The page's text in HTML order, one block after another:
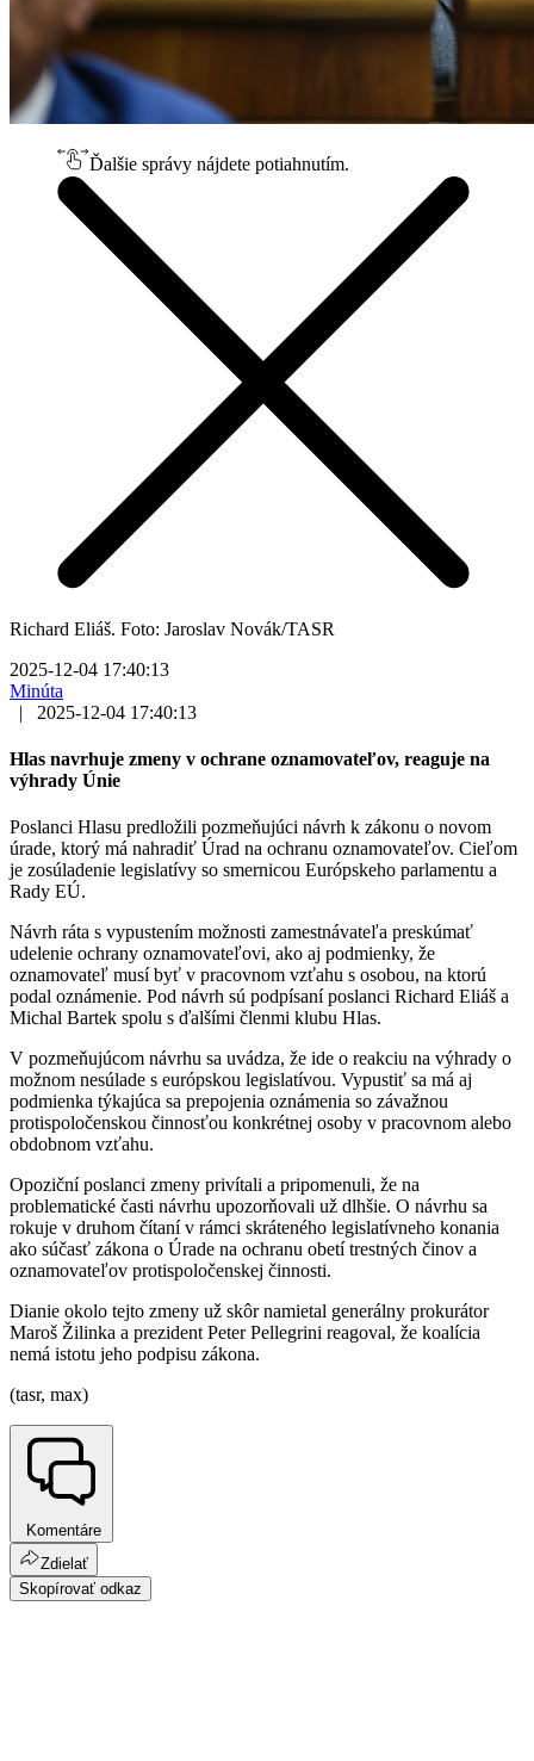
Ďalšie správy nájdete potiahnutím.
Richard Eliáš. Foto: Jaroslav Novák/TASR
2025-12-04 17:40:13
Minúta
|
2025-12-04 17:40:13
Hlas navrhuje zmeny v ochrane oznamovateľov, reaguje na
výhrady Únie
Poslanci Hlasu predložili pozmeňujúci návrh k zákonu o novom
úrade, ktorý má nahradiť Úrad na ochranu oznamovateľov. Cieľom
je zosúladenie legislatívy so smernicou Európskeho parlamentu a
Rady EÚ.
Návrh ráta s vypustením možnosti zamestnávateľa preskúmať
udelenie ochrany oznamovateľovi, ako aj podmienky, že
oznamovateľ musí byť v pracovnom vzťahu s osobou, na ktorú
podal oznámenie. Pod návrh sú podpísaní poslanci Richard Eliáš a
Michal Bartek spolu s ďalšími členmi klubu Hlas.
V pozmeňujúcom návrhu sa uvádza, že ide o reakciu na výhrady o
možnom nesúlade s európskou legislatívou. Vypustiť sa má aj
podmienka týkajúca sa prepojenia oznámenia so závažnou
protispoločenskou činnosťou konkrétnej osoby v pracovnom alebo
obdobnom vzťahu.
Opoziční poslanci zmeny privítali a pripomenuli, že na
problematické časti návrhu upozorňovali už dlhšie. O návrhu sa
rokuje v druhom čítaní v rámci skráteného legislatívneho konania
ako súčasť zákona o Úrade na ochranu obetí trestných činov a
oznamovateľov protispoločenskej činnosti.
Dianie okolo tejto zmeny už skôr namietal generálny prokurátor
Maroš Žilinka a prezident Peter Pellegrini reagoval, že koalícia
nemá istotu jeho podpisu zákona.
(tasr, max)
Komentáre
Zdielať
Skopírovať odkaz